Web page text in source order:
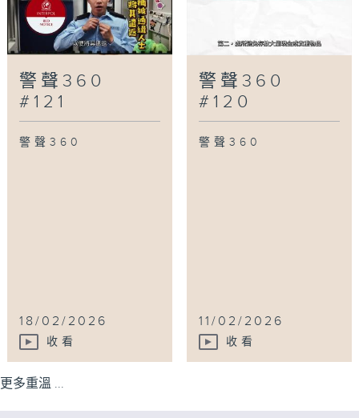
警聲360
#121
警聲360
18/02/2026
收看
警聲360
#120
警聲360
11/02/2026
收看
更多重溫 ...